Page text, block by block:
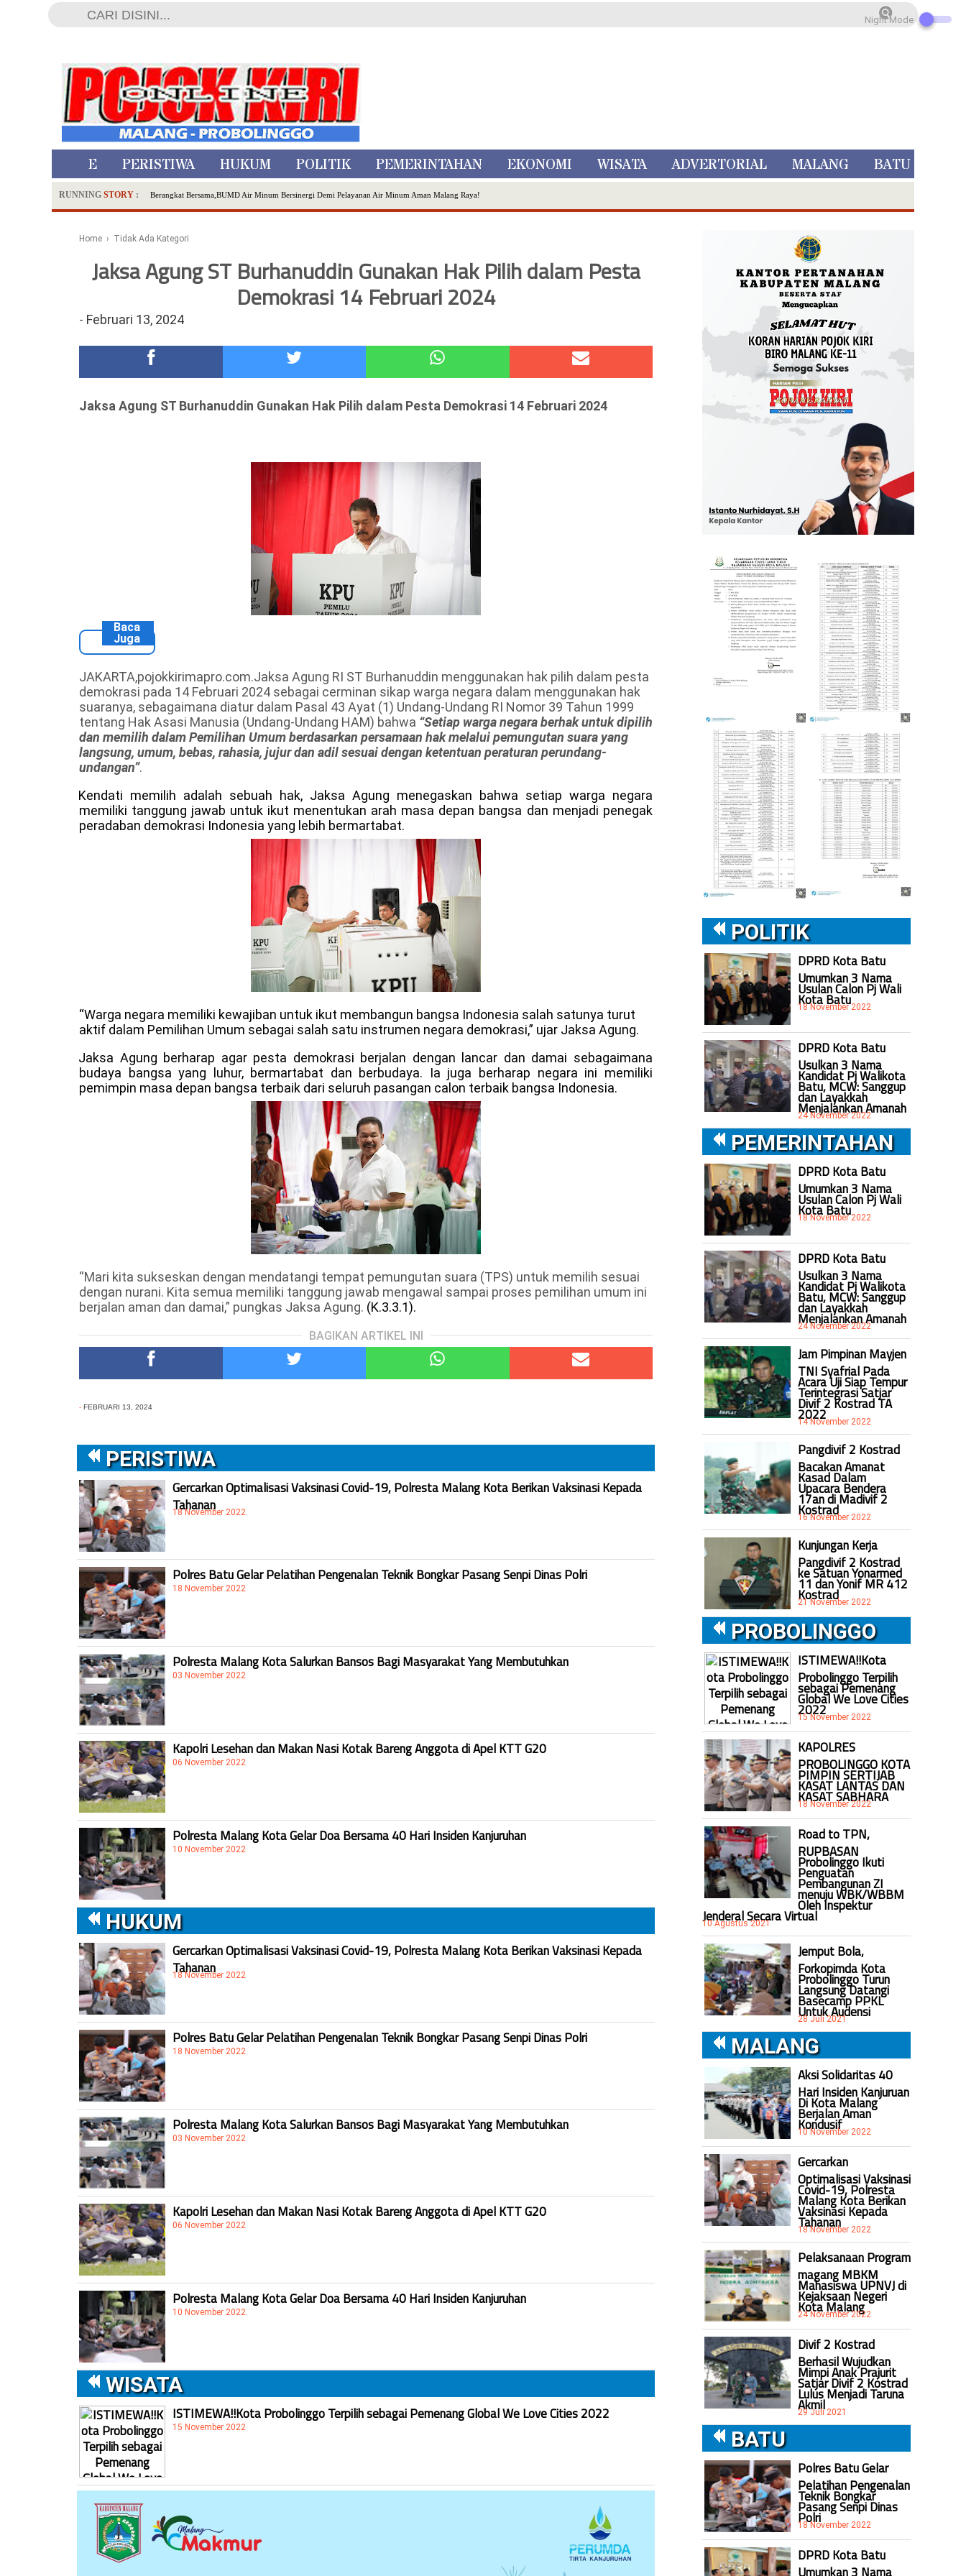
HOME PERISTIWA HUKUM POLITIK PEMERINTAHAN EKONOMI WISATA ADVERTORIAL MALANG BATU
RUNNING STORY : Berangkat Bersama,BUMD Air Minum Bersinergi Demi Pelayanan Air Minum Aman Malang Raya!
Dua Pelaku Pembunuhan Manusia Silver di Probolinggo Ditangkap di Kediri,Satu Buron
Hadirkan Tujuh Sapta Pesona Wisata di Amfiteater, Mikutopia Buka Rekrutmen Karyawan,Berikut Kualifikasinya
Polsek Wonoasih Perkuat Ketahanan Pangan Lewat Dialog Bersama Petani
RILIS RAPAT PLENO TERBUKA PEMUTAKHIRAN DATA PEMILIH BERKELANJUTAN (PDPB) TRIWULAN II
Tugu Tirta Usung 'Smart Water City' di Indonesia City Expo APEKSI XVIII Medan
DKD PERADI Malang Jatuhkan Putusan Pelanggaran Kode Etik Advokat, Abd. Aziz Divonis Bersalah
Home › Tidak Ada Kategori
Jaksa Agung ST Burhanuddin Gunakan Hak Pilih dalam Pesta
Demokrasi 14 Februari 2024
- Februari 13, 2024
Jaksa Agung ST Burhanuddin Gunakan Hak Pilih dalam Pesta Demokrasi 14 Februari 2024
Baca
Juga
JAKARTA,pojokkirimapro.com.Jaksa Agung RI ST Burhanuddin menggunakan hak pilih dalam pesta
demokrasi pada 14 Februari 2024 sebagai cerminan sikap warga negara dalam menggunakan hak
suaranya, sebagaimana diatur dalam Pasal 43 Ayat (1) Undang-Undang RI Nomor 39 Tahun 1999
tentang Hak Asasi Manusia (Undang-Undang HAM) bahwa “Setiap warga negara berhak untuk dipilih
dan memilih dalam Pemilihan Umum berdasarkan persamaan hak melalui pemungutan suara yang
langsung, umum, bebas, rahasia, jujur dan adil sesuai dengan ketentuan peraturan perundang-
undangan”.
Kendati memilih adalah sebuah hak, Jaksa Agung menegaskan bahwa setiap warga negara
memiliki tanggung jawab untuk ikut menentukan arah masa depan bangsa dan menjadi penegak
peradaban demokrasi Indonesia yang lebih bermartabat.
“Warga negara memiliki kewajiban untuk ikut membangun bangsa Indonesia salah satunya turut
aktif dalam Pemilihan Umum sebagai salah satu instrumen negara demokrasi,” ujar Jaksa Agung.
Jaksa Agung berharap agar pesta demokrasi berjalan dengan lancar dan damai sebagaimana
budaya bangsa yang luhur, bermartabat dan berbudaya. Ia juga berharap negara ini memiliki
pemimpin masa depan bangsa terbaik dari seluruh pasangan calon terbaik bangsa Indonesia.
“Mari kita sukseskan dengan mendatangi tempat pemungutan suara (TPS) untuk memilih sesuai
dengan nurani. Kita semua memiliki tanggung jawab mengawal sampai proses pemilihan umum ini
berjalan aman dan damai,” pungkas Jaksa Agung. (K.3.3.1).
BAGIKAN ARTIKEL INI
- FEBRUARI 13, 2024
PERISTIWA
Gercarkan Optimalisasi Vaksinasi Covid-19, Polresta Malang Kota Berikan Vaksinasi Kepada
Tahanan
18 November 2022
Polres Batu Gelar Pelatihan Pengenalan Teknik Bongkar Pasang Senpi Dinas Polri
18 November 2022
Polresta Malang Kota Salurkan Bansos Bagi Masyarakat Yang Membutuhkan
03 November 2022
Kapolri Lesehan dan Makan Nasi Kotak Bareng Anggota di Apel KTT G20
06 November 2022
Polresta Malang Kota Gelar Doa Bersama 40 Hari Insiden Kanjuruhan
10 November 2022
HUKUM
Gercarkan Optimalisasi Vaksinasi Covid-19, Polresta Malang Kota Berikan Vaksinasi Kepada
Tahanan
18 November 2022
Polres Batu Gelar Pelatihan Pengenalan Teknik Bongkar Pasang Senpi Dinas Polri
18 November 2022
Polresta Malang Kota Salurkan Bansos Bagi Masyarakat Yang Membutuhkan
03 November 2022
Kapolri Lesehan dan Makan Nasi Kotak Bareng Anggota di Apel KTT G20
06 November 2022
Polresta Malang Kota Gelar Doa Bersama 40 Hari Insiden Kanjuruhan
10 November 2022
WISATA
ISTIMEWA!!Kota Probolinggo Terpilih sebagai Pemenang Global We Love Cities 2022
15 November 2022
POLITIK
DPRD Kota Batu
Umumkan 3 Nama
Usulan Calon Pj Wali
Kota Batu
18 November 2022
DPRD Kota Batu
Usulkan 3 Nama
Kandidat Pj Walikota
Batu, MCW: Sanggup
dan Layakkah
Menjalankan Amanah
24 November 2022
PEMERINTAHAN
DPRD Kota Batu
Umumkan 3 Nama
Usulan Calon Pj Wali
Kota Batu
18 November 2022
DPRD Kota Batu
Usulkan 3 Nama
Kandidat Pj Walikota
Batu, MCW: Sanggup
dan Layakkah
Menjalankan Amanah
24 November 2022
Jam Pimpinan Mayjen
TNI Syafrial Pada
Acara Uji Siap Tempur
Terintegrasi Satjar
Divif 2 Kostrad TA
2022
14 November 2022
Pangdivif 2 Kostrad
Bacakan Amanat
Kasad Dalam
Upacara Bendera
17an di Madivif 2
Kostrad
16 November 2022
Kunjungan Kerja
Pangdivif 2 Kostrad
ke Satuan Yonarmed
11 dan Yonif MR 412
Kostrad
21 November 2022
PROBOLINGGO
ISTIMEWA!!Kota
Probolinggo Terpilih
sebagai Pemenang
Global We Love Cities
2022
15 November 2022
KAPOLRES
PROBOLINGGO KOTA
PIMPIN SERTIJAB
KASAT LANTAS DAN
KASAT SABHARA
18 November 2022
Road to TPN,
RUPBASAN
Probolinggo Ikuti
Penguatan
Pembangunan ZI
menuju WBK/WBBM
Oleh Inspektur
Jenderal Secara Virtual
10 Agustus 2021
Jemput Bola,
Forkopimda Kota
Probolinggo Turun
Langsung Datangi
Basecamp PPKL
Untuk Audensi
28 Juli 2021
MALANG
Aksi Solidaritas 40
Hari Insiden Kanjuruan
Di Kota Malang
Berjalan Aman
Kondusif
10 November 2022
Gercarkan
Optimalisasi Vaksinasi
Covid-19, Polresta
Malang Kota Berikan
Vaksinasi Kepada
Tahanan
18 November 2022
Pelaksanaan Program
magang MBKM
Mahasiswa UPNVJ di
Kejaksaan Negeri
Kota Malang
24 November 2022
Divif 2 Kostrad
Berhasil Wujudkan
Mimpi Anak Prajurit
Satjar Divif 2 Kostrad
Lulus Menjadi Taruna
Akmil
29 Juli 2021
BATU
Polres Batu Gelar
Pelatihan Pengenalan
Teknik Bongkar
Pasang Senpi Dinas
Polri
18 November 2022
DPRD Kota Batu
Umumkan 3 Nama
Night Mode